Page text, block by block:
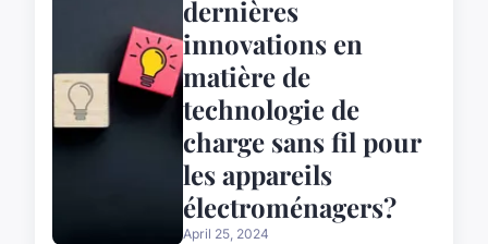
dernières
innovations en
matière de
technologie de
charge sans fil pour
les appareils
électroménagers?
April 25, 2024